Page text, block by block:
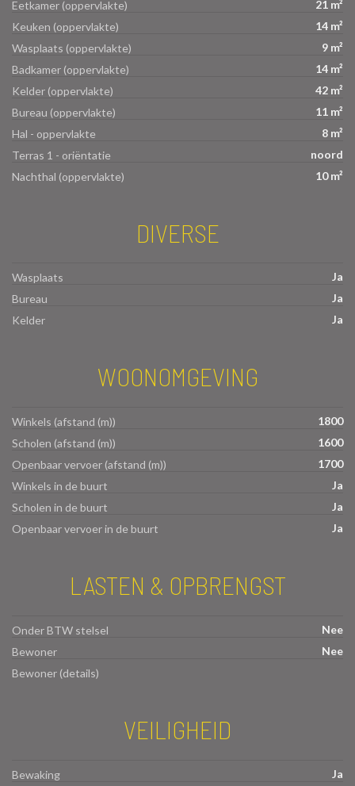
Eetkamer (oppervlakte)
21 m²
Keuken (oppervlakte)
14 m²
Wasplaats (oppervlakte)
9 m²
Badkamer (oppervlakte)
14 m²
Kelder (oppervlakte)
42 m²
Bureau (oppervlakte)
11 m²
Hal - oppervlakte
8 m²
Terras 1 - oriëntatie
noord
Nachthal (oppervlakte)
10 m²
DIVERSE
Wasplaats
Ja
Bureau
Ja
Kelder
Ja
WOONOMGEVING
Winkels (afstand (m))
1800
Scholen (afstand (m))
1600
Openbaar vervoer (afstand (m))
1700
Winkels in de buurt
Ja
Scholen in de buurt
Ja
Openbaar vervoer in de buurt
Ja
LASTEN & OPBRENGST
Onder BTW stelsel
Nee
Bewoner
Nee
Bewoner (details)
VEILIGHEID
Bewaking
Ja